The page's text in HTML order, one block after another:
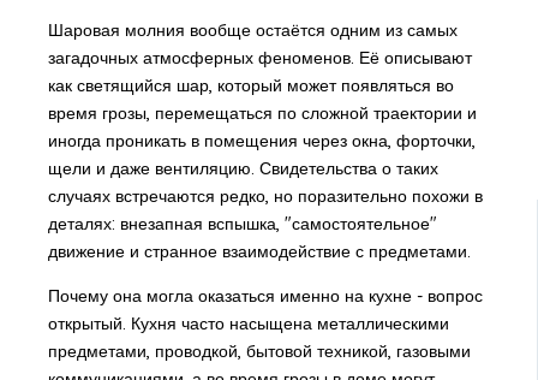
Шаровая молния вообще остаётся одним из самых
загадочных атмосферных феноменов. Её описывают
как светящийся шар, который может появляться во
время грозы, перемещаться по сложной траектории и
иногда проникать в помещения через окна, форточки,
щели и даже вентиляцию. Свидетельства о таких
случаях встречаются редко, но поразительно похожи в
деталях: внезапная вспышка, "самостоятельное"
движение и странное взаимодействие с предметами.
Почему она могла оказаться именно на кухне - вопрос
открытый. Кухня часто насыщена металлическими
предметами, проводкой, бытовой техникой, газовыми